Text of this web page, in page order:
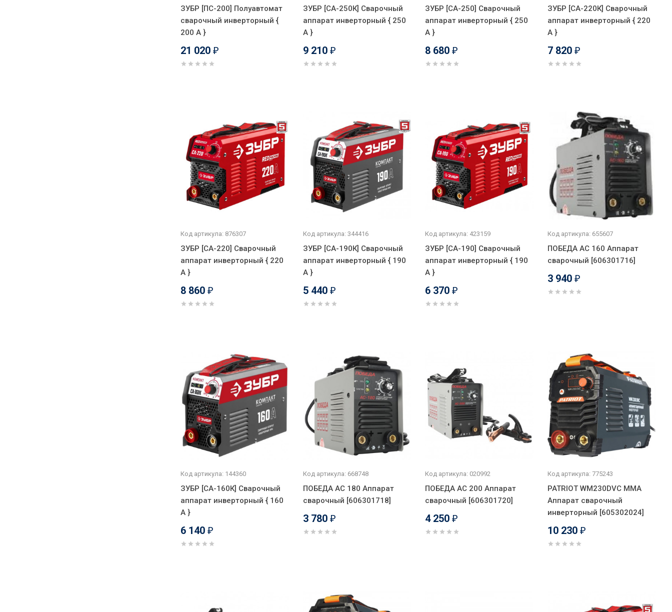
ЗУБР [ПС-200] Полуавтомат
сварочный инверторный {
200 А }
21 020 ₽
ЗУБР [СА-250К] Сварочный
аппарат инверторный { 250
А }
9 210 ₽
ЗУБР [СА-250] Сварочный
аппарат инверторный { 250
А }
8 680 ₽
ЗУБР [СА-220К] Сварочный
аппарат инверторный { 220
А }
7 820 ₽
Код артикула: 876307
ЗУБР [СА-220] Сварочный
аппарат инверторный { 220
А }
8 860 ₽
Код артикула: 344416
ЗУБР [СА-190К] Сварочный
аппарат инверторный { 190
А }
5 440 ₽
Код артикула: 423159
ЗУБР [СА-190] Сварочный
аппарат инверторный { 190
А }
6 370 ₽
Код артикула: 655607
ПОБЕДА АС 160 Аппарат
сварочный [606301716]
3 940 ₽
Код артикула: 144360
ЗУБР [СА-160К] Сварочный
аппарат инверторный { 160
А }
6 140 ₽
Код артикула: 668748
ПОБЕДА АС 180 Аппарат
сварочный [606301718]
3 780 ₽
Код артикула: 020992
ПОБЕДА АС 200 Аппарат
сварочный [606301720]
4 250 ₽
Код артикула: 775243
PATRIOT WM230DVC MMA
Аппарат сварочный
инверторный [605302024]
10 230 ₽